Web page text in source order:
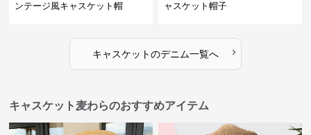
ンテージ風キャスケット帽
ャスケット帽子
キャスケットのデニム一覧へ ›
キャスケット麦わらのおすすめアイテム